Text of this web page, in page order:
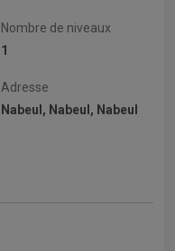
Nombre de niveaux
1
Adresse
Nabeul, Nabeul, Nabeul